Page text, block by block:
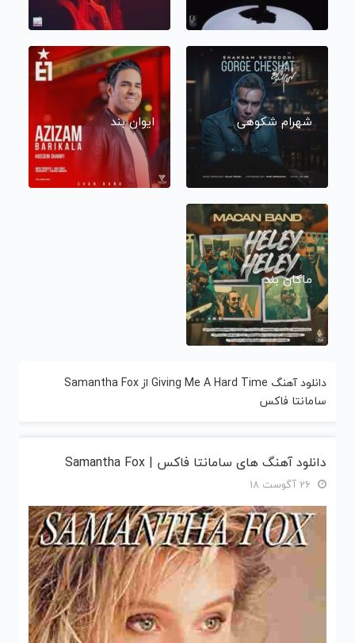
شهرام شکوهی ایوان بند
ماکان بند
دانلود آهنگ Giving Me A Hard Time از Samantha Fox
سامانتا فاکس
دانلود آهنگ های سامانتا فاکس | Samantha Fox